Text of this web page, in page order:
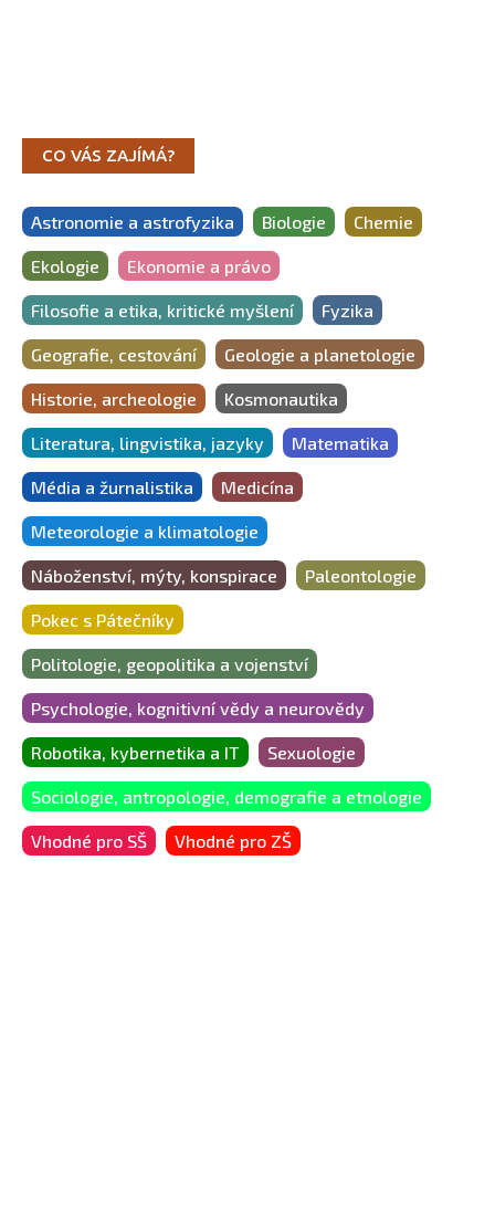
CO VÁS ZAJÍMÁ?
Astronomie a astrofyzika Biologie Chemie
Ekologie Ekonomie a právo
Filosofie a etika, kritické myšlení Fyzika
Geografie, cestování Geologie a planetologie
Historie, archeologie Kosmonautika
Literatura, lingvistika, jazyky Matematika
Média a žurnalistika Medicína
Meteorologie a klimatologie
Náboženství, mýty, konspirace Paleontologie
Pokec s Pátečníky
Politologie, geopolitika a vojenství
Psychologie, kognitivní vědy a neurovědy
Robotika, kybernetika a IT Sexuologie
Sociologie, antropologie, demografie a etnologie
Vhodné pro SŠ Vhodné pro ZŠ